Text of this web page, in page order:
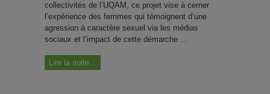
collectivités de l’UQAM, ce projet vise à cerner
l’expérience des femmes qui témoignent d’une
agression à caractère sexuel via les médias
sociaux et l’impact de cette démarche ...
Lire la suite...